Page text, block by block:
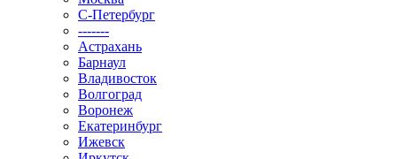
С-Петербург
-------
Астрахань
Барнаул
Владивосток
Волгоград
Воронеж
Екатеринбург
Ижевск